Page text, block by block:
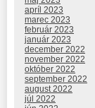
apríl 2023
marec 2023
február 2023
január 2023
december 2022
november 2022
október 2022
september 2022
august 2022
júl 2022